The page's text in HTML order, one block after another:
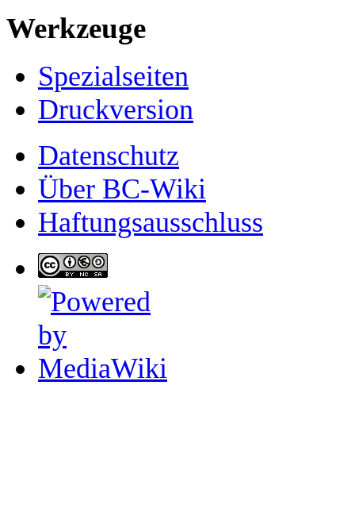
Werkzeuge
Spezialseiten
Druckversion
Datenschutz
Über BC-Wiki
Haftungsausschluss